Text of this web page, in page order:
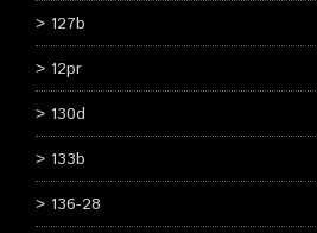
127b
12pr
130d
133b
136-28